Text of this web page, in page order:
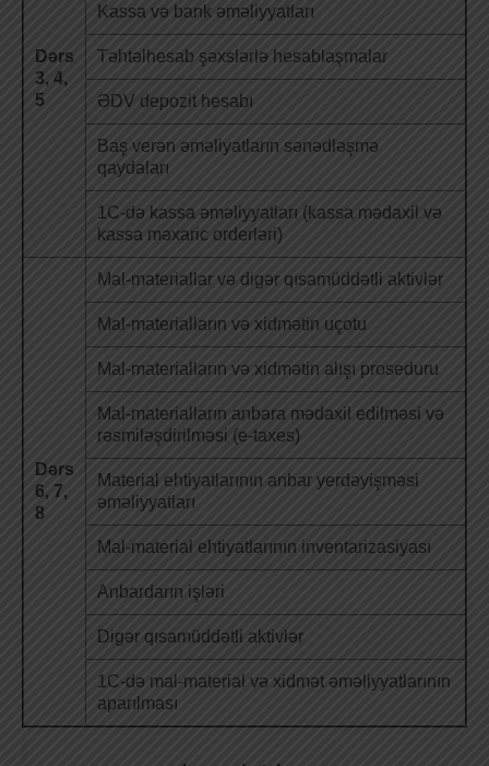
Dərs
3, 4,
5
Kassa və bank əməliyyatları
Təhtəlhesab şəxslərlə hesablaşmalar
ƏDV depozit hesabı
Baş verən əməliyatların sənədləşmə
qaydaları
1C-də kassa əməliyyatları (kassa mədaxil və
kassa məxaric orderləri)
Dərs
6, 7,
8
Mal-materiallar və digər qısamüddətli aktivlər
Mal-materialların və xidmətin uçotu
Mal-materialların və xidmətin alışı proseduru
Mal-materialların anbara mədaxil edilməsi və
rəsmiləşdirilməsi (e-taxes)
Material ehtiyatlarının anbar yerdəyişməsi
əməliyyatları
Mal-material ehtiyatlarının inventarizasiyası
Anbardarın işləri
Digər qısamüddətli aktivlər
1C-də mal-material və xidmət əməliyyatlarının
aparılması